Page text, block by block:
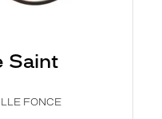
Saint
FONCE